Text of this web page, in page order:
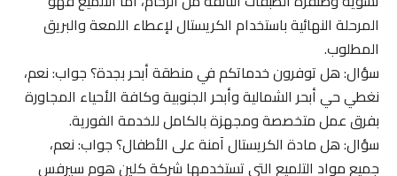
المرحلة النهائية باستخدام الكريستال لإعطاء اللمعة والبريق
المطلوب.
سؤال: هل توفرون خدماتكم في منطقة أبحر بجدة؟ جواب: نعم،
نغطي حي أبحر الشمالية وأبحر الجنوبية وكافة الأحياء المجاورة
بفرق عمل متخصصة ومجهزة بالكامل للخدمة الفورية.
سؤال: هل مادة الكريستال آمنة على الأطفال؟ جواب: نعم،
جميع مواد التلميع التي تستخدمها شركة كلين هوم سيرفس